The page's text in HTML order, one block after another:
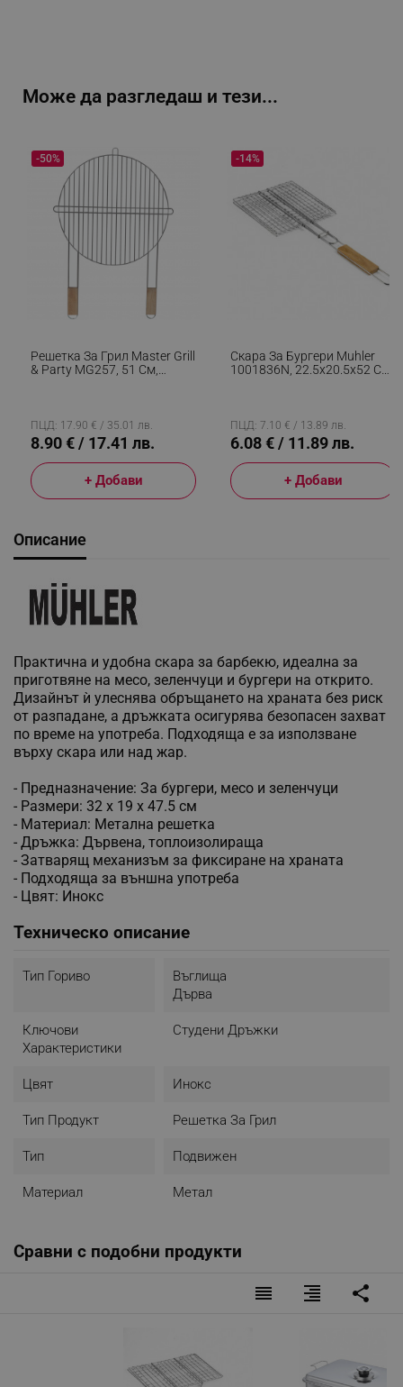
Може да разгледаш и тези...
Решетка За Грил Master Grill
& Party MG257, 51 См,
-50%
ПЦД: 17.90 € / 35.01 лв.
8.90 € / 17.41 лв.
+ Добави
Скара За Бургери Muhler
1001836N, 22.5x20.5x52 См,
-14%
ПЦД: 7.10 € / 13.89 лв.
6.08 € / 11.89 лв.
+ Добави
Описание
Практична и удобна скара за барбекю, идеална за
приготвяне на месо, зеленчуци и бургери на открито.
Дизайнът ѝ улеснява обръщането на храната без риск
от разпадане, а дръжката осигурява безопасен захват
по време на употреба. Подходяща е за използване
върху скара или над жар.
- Предназначение: За бургери, месо и зеленчуци
- Размери: 32 x 19 x 47.5 см
- Материал: Метална решетка
- Дръжка: Дървена, топлоизолираща
- Затварящ механизъм за фиксиране на храната
- Подходяща за външна употреба
- Цвят: Инокс
Техническо описание
Тип Гориво
Въглища
Дърва
Ключови
Характеристики
Студени Дръжки
Цвят Инокс
Тип Продукт Решетка За Грил
Тип Подвижен
Материал Метал
Сравни с подобни продукти
reorder format_align_right share